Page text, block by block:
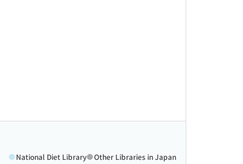
National Diet Library Other Libraries in Japan